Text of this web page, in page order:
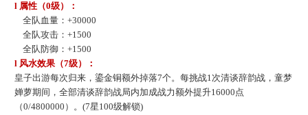
l 属性（0级）：
全队血量： +30000
全队攻击： +1500
全队防御： +1500
l 风水效果（7级）：
皇子出游每次归来，鎏金铜额外掉落7个。每挑战1次清谈辞韵战，童梦
婵萝期间，全部清谈辞韵战局内加成战力额外提升16000点
（0/4800000）。(7星100级解锁)